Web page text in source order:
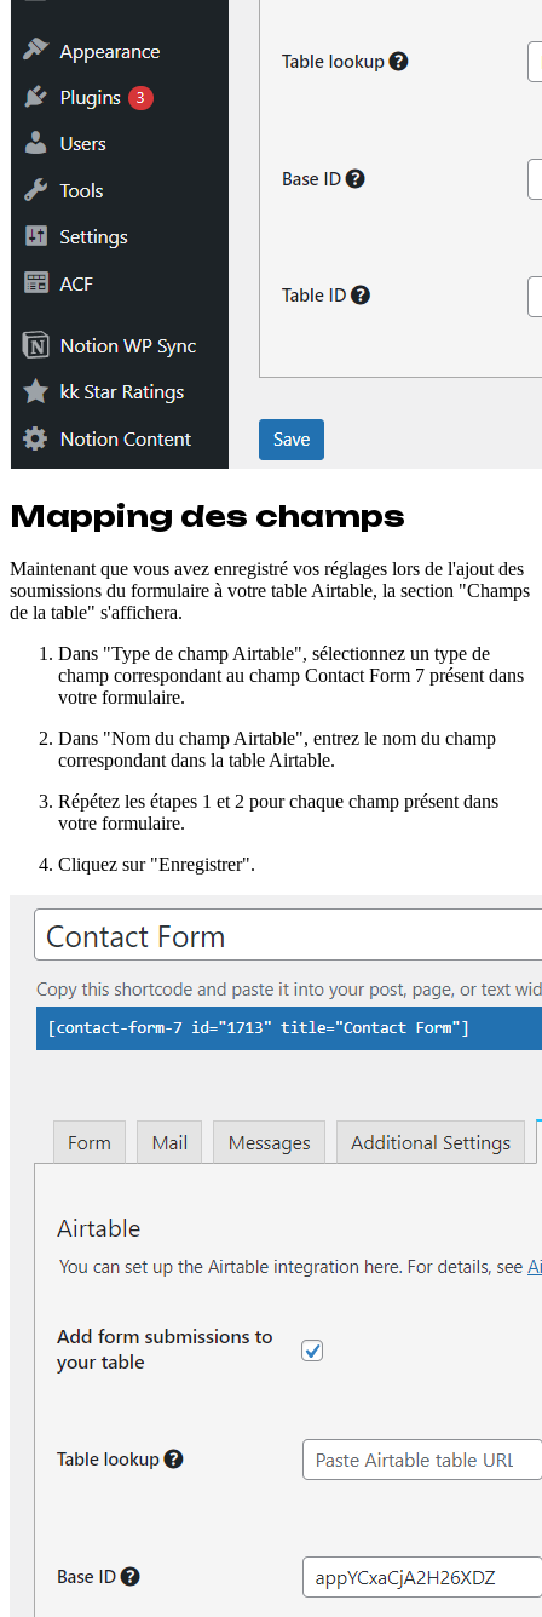
Mapping des champs
Maintenant que vous avez enregistré vos réglages lors de l'ajout des
soumissions du formulaire à votre table Airtable, la section "Champs
de la table" s'affichera.
Dans "Type de champ Airtable", sélectionnez un type de
champ correspondant au champ Contact Form 7 présent dans
votre formulaire.
Dans "Nom du champ Airtable", entrez le nom du champ
correspondant dans la table Airtable.
Répétez les étapes 1 et 2 pour chaque champ présent dans
votre formulaire.
Cliquez sur "Enregistrer".